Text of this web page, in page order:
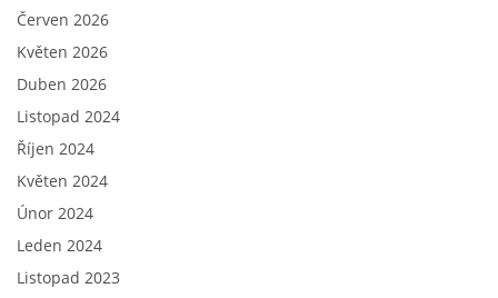
Červen 2026
Květen 2026
Duben 2026
Listopad 2024
Říjen 2024
Květen 2024
Únor 2024
Leden 2024
Listopad 2023